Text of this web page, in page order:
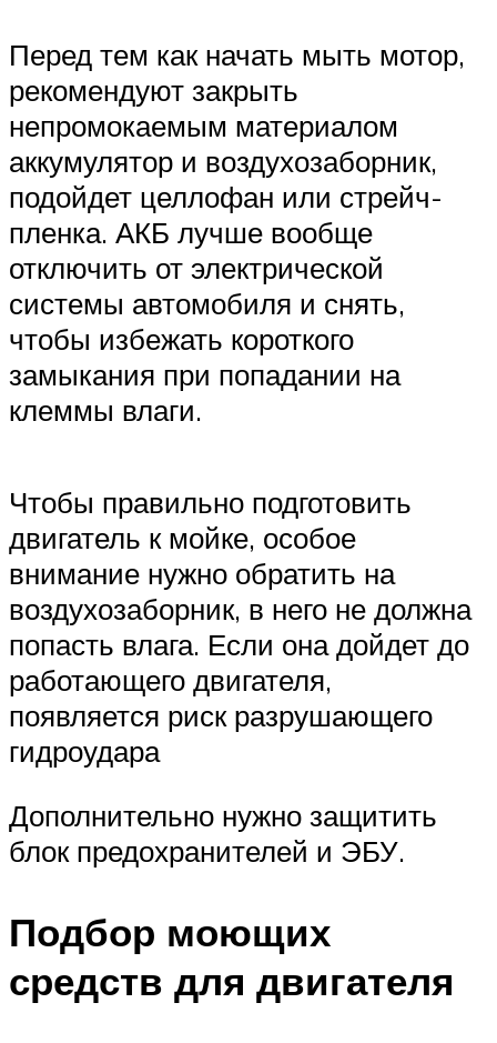
Перед тем как начать мыть мотор,
рекомендуют закрыть
непромокаемым материалом
аккумулятор и воздухозаборник,
подойдет целлофан или стрейч-
пленка. АКБ лучше вообще
отключить от электрической
системы автомобиля и снять,
чтобы избежать короткого
замыкания при попадании на
клеммы влаги.
Чтобы правильно подготовить
двигатель к мойке, особое
внимание нужно обратить на
воздухозаборник, в него не должна
попасть влага. Если она дойдет до
работающего двигателя,
появляется риск разрушающего
гидроудара
Дополнительно нужно защитить
блок предохранителей и ЭБУ.
Подбор моющих
средств для двигателя